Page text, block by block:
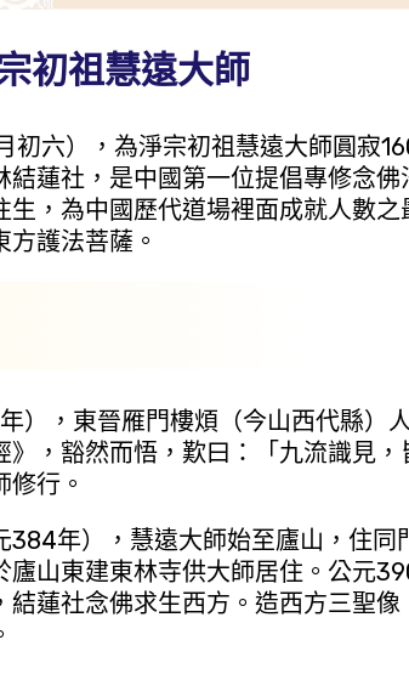
初祖慧遠大師
六），為淨宗初祖慧遠大師圓寂
蓮社，是中國第一位提倡專修念佛
，為中國歷代道場裡面成就人數之
護法菩薩。
，東晉雁門樓煩（今山西代縣）
，豁然而悟，歎曰：「九流識見，
行。
年），慧遠大師始至廬山，住同
廬山東建東林寺供大師居住。公元
蓮社念佛求生西方。造西方三聖像